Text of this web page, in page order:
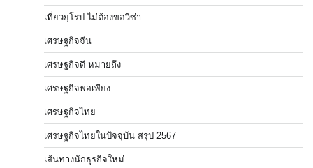
เที่ยวยุโรป ไม่ต้องขอวีซ่า
เศรษฐกิจจีน
เศรษฐกิจดี หมายถึง
เศรษฐกิจพอเพียง
เศรษฐกิจไทย
เศรษฐกิจไทยในปัจจุบัน สรุป 2567
เส้นทางนักธุรกิจใหม่